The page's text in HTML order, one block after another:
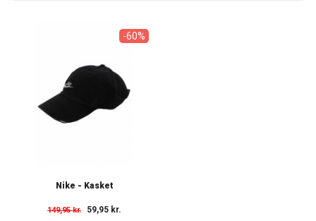
-60%
Nike - Kasket
149,95 kr. 59,95 kr.